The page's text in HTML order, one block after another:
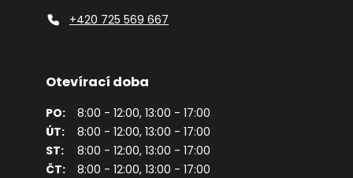
+420 725 569 667
Otevírací doba
PO:
8:00 - 12:00, 13:00 - 17:00
ÚT:
8:00 - 12:00, 13:00 - 17:00
ST:
8:00 - 12:00, 13:00 - 17:00
ČT:
8:00 - 12:00, 13:00 - 17:00